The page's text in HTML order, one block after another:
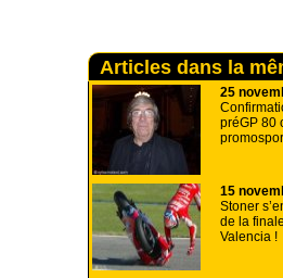
Articles dans la
25
préGP 80
15
Stoner
de la
Valencia !